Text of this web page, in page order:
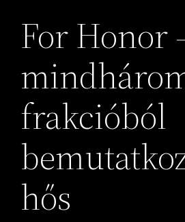
For Honor
frakcióból
hős